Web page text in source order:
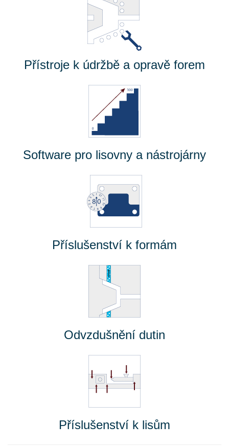
Přístroje k údržbě a opravě forem
Software pro lisovny a nástrojárny
Příslušenství k formám
Odvzdušnění dutin
Příslušenství k lisům